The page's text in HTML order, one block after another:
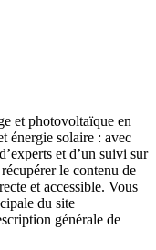
et photovoltaïque en
énergie solaire : avec
et d’un suivi sur
le contenu de
et accessible. Vous
du site
générale de